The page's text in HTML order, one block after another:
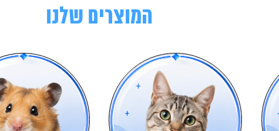
המוצרים שלנו